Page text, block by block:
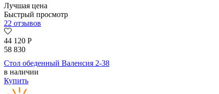
Лучшая цена
Быстрый просмотр
22 отзывов
44 120 Р
58 830
Стол обеденный Валенсия 2-38
в наличии
Купить